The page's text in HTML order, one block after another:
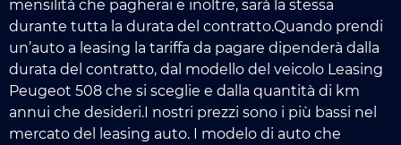
mensilità che pagherai e inoltre, sarà la stessa
durante tutta la durata del contratto.Quando prendi
un’auto a leasing la tariffa da pagare dipenderà dalla
durata del contratto, dal modello del veicolo Leasing
Peugeot 508 che si sceglie e dalla quantità di km
annui che desideri.I nostri prezzi sono i più bassi nel
mercato del leasing auto. I modelo di auto che